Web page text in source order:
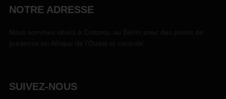
NOTRE ADRESSE
SUIVEZ-NOUS